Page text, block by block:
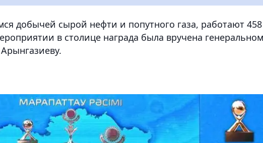
добычей сырой нефти и попутного газа, работают 458
в столице награда была вручена